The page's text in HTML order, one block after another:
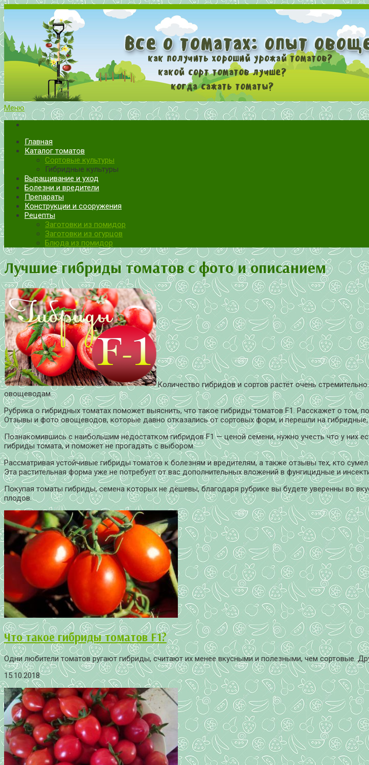
Все о томатах. Выращивание томатов. Сорта и рассада.
Выращивание и уход за томатами
Меню
Главная
Каталог томатов
Сортовые культуры
Гибридные культуры
Выращивание и уход
Болезни и вредители
Препараты
Конструкции и сооружения
Рецепты
Заготовки из помидор
Заготовки из огурцов
Блюда из помидор
Лучшие гибриды томатов с фото и описанием
Количество гибридов и сортов растёт очень
овощеводам.
Рубрика о гибридных томатах поможет выяснить, что такое гибриды томатов F1. Расскажет о том,
Отзывы и фото овощеводов, которые давно отказались от сортовых форм, и перешли на
Познакомившись с наибольшим недостатком гибридов F1 — ценой семени, нужно учесть что у них
гибриды томата, и поможет не прогадать с выбором.
Рассматривая устойчивые гибриды томатов к болезням и вредителям, а также отзывы тех, кто
Эта растительная форма уже не потребует от вас дополнительных вложений в фунгицидные и
Покупая томаты гибриды, семена которых не дёшевы, благодаря рубрике вы будете уверенны во
плодов.
Что такое гибриды томатов F1?
Одни любители томатов ругают гибриды, считают их менее вкусными и полезными, чем сортовые.
15.10.2018